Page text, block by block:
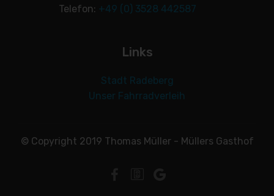
Telefon: +49 (0) 3528 442587
Links
Stadt Radeberg
Unser Fahrradverleih
© Copyright 2019 Thomas Müller - Müllers Gasthof